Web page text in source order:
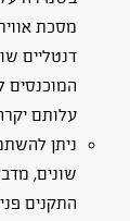
דנטליים שונים,
המוכנסים לפה
עלותם יקרה
ניתן להשתמש
שונים, מדבקות
התקנים